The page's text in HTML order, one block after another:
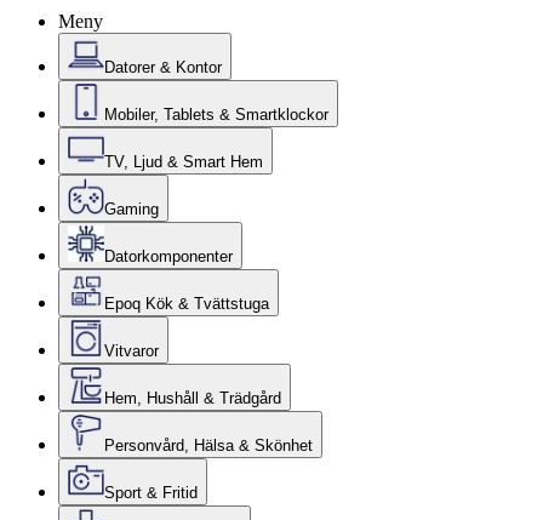
Meny
Datorer & Kontor
Mobiler, Tablets & Smartklockor
TV, Ljud & Smart Hem
Gaming
Datorkomponenter
Epoq Kök & Tvättstuga
Vitvaror
Hem, Hushåll & Trädgård
Personvård, Hälsa & Skönhet
Sport & Fritid